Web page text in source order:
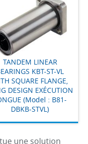
TANDEM LINEAR
KBT-ST-VL
SQUARE FLANGE,
DESIGN EXÉCUTION
(Model : B81-
DBKB-STVL)
une solution